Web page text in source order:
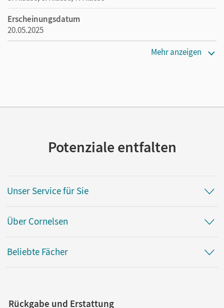
Erscheinungsdatum
20.05.2025
Mehr anzeigen
Potenziale entfalten
Unser Service für Sie
Über Cornelsen
Beliebte Fächer
Rückgabe und Erstattung